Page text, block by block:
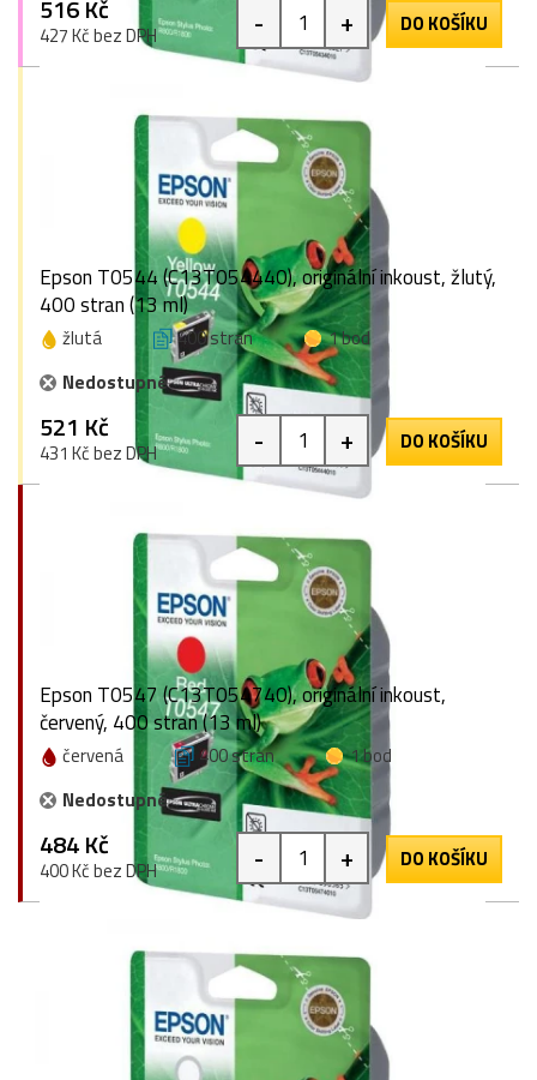
516 Kč
427 Kč bez DPH - + DO KOŠÍKU
Epson T0544 (C13T054440), originální inkoust, žlutý,
400 stran (13 ml)
žlutá 400 stran
1 bod
Nedostupné
521 Kč
431 Kč bez DPH - + DO KOŠÍKU
Epson T0547 (C13T054740), originální inkoust,
červený, 400 stran (13 ml)
červená 400 stran
1 bod
Nedostupné
484 Kč
400 Kč bez DPH - + DO KOŠÍKU